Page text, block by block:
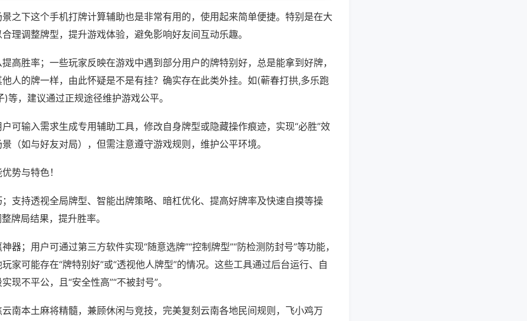
之下这个手机打牌计算辅助也是非常有用的，使用起来简单便捷。特别是在大
理调整牌型，提升游戏体验，避免影响好友间互动乐趣。
高胜率；一些玩家反映在游戏中遇到部分用户的牌特别好，总是能拿到好牌，
人的牌一样，由此怀疑是不是有挂？确实存在此类外挂。如(蕲春打拱,多乐跑
等，建议通过正规途径维护游戏公平。
可输入需求生成专用辅助工具，修改自身牌型或隐藏操作痕迹，实现“必胜”效
（如与好友对局），但需注意遵守游戏规则，维护公平环境。
势与特色！
支持透视全局牌型、智能出牌策略、暗杠优化、提高好牌率及快速自摸等操
牌局结果，提升胜率。
器；用户可通过第三方软件实现“随意选牌”“控制牌型”“防检测防封号”等功能，
家可能存在“牌特别好”或“透视他人牌型”的情况。这些工具通过后台运行、自
现不平公，且“安全性高”“不被封号”。
南本土麻将精髓，兼顾休闲与竞技，完美复刻云南各地民间规则，飞小鸡万